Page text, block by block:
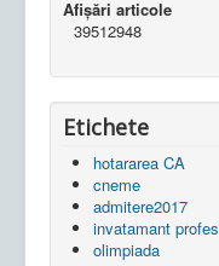
Afișări articole
39512948
Etichete
hotararea CA
cneme
admitere2017
invatamant
olimpiada